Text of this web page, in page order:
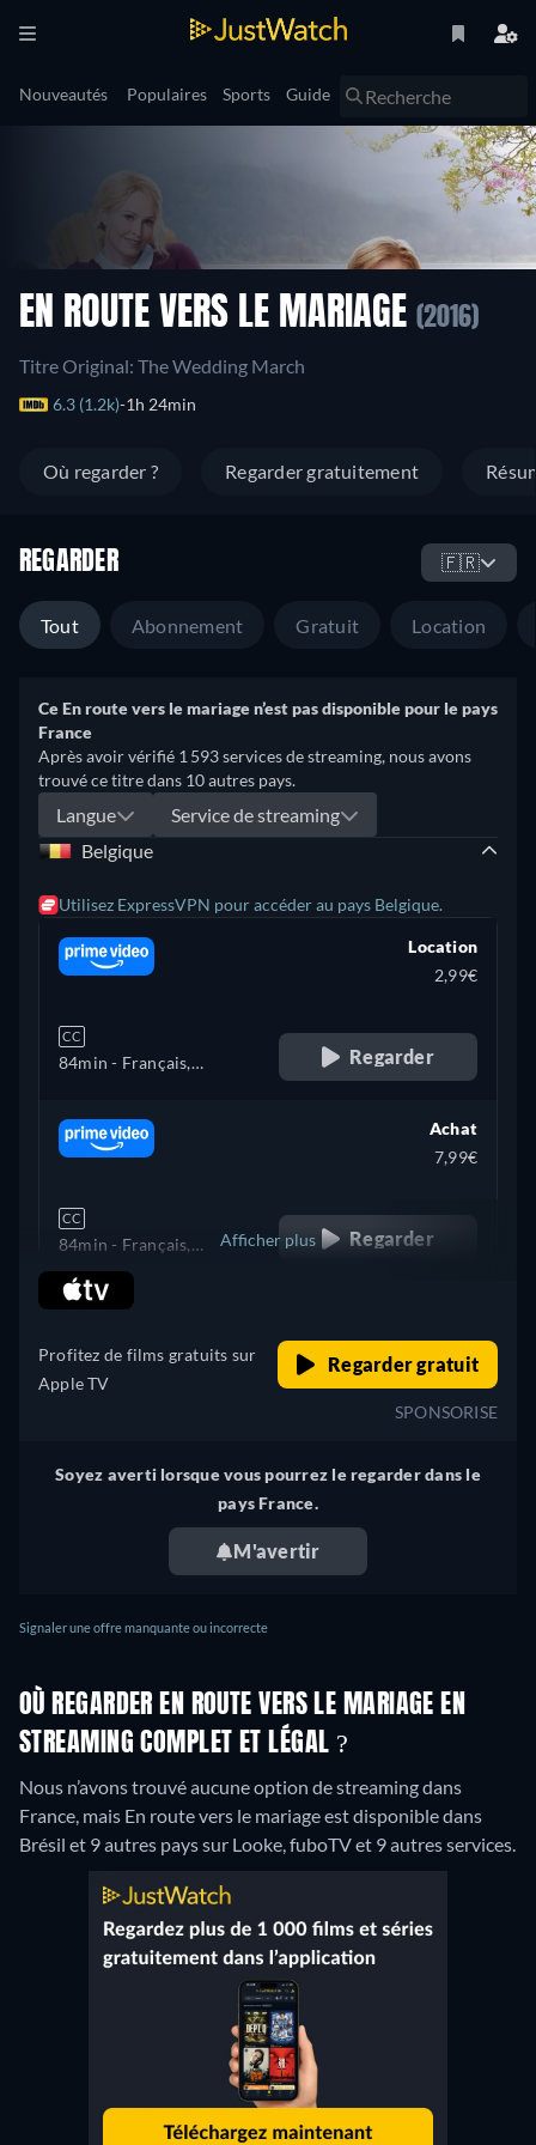
Nouveautés Populaires Sports Guide
EN ROUTE VERS LE MARIAGE (2016)
Titre Original: The Wedding March
6.3 (1.2k) 1h 24min
Où regarder ? Regarder gratuitement
REGARDER 🇫🇷
Tout Abonnement Gratuit Location
Ce En route vers le mariage n’est pas disponible pour le pays
France
Après avoir vérifié 1 593 services de streaming, nous avons
trouvé ce titre dans 10 autres pays.
Langue
Service de streaming
Belgique
Utilisez ExpressVPN pour accéder au pays Belgique.
CC
84min - Français,
Espagnol, Portugais
Location
2,99€
Regarder
CC
84min - Français,
Allemand, Anglais,
Espagnol, Portugais
Achat
7,99€
Regarder
États-Unis
Afficher plus
Profitez de films gratuits sur
Apple TV
Regarder gratuit
SPONSORISE
Soyez averti lorsque vous pourrez le regarder dans le
pays France.
M'avertir
Signaler une offre manquante ou incorrecte
OÙ REGARDER EN ROUTE VERS LE MARIAGE EN
STREAMING COMPLET ET LÉGAL ?
Nous n’avons trouvé aucune option de streaming dans
France, mais En route vers le mariage est disponible dans
Brésil et 9 autres pays sur Looke, fuboTV et 9 autres services.